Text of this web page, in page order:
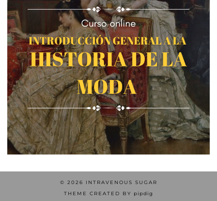
© 2026
INTRAVENOUS SUGAR
THEME CREATED BY pipdig